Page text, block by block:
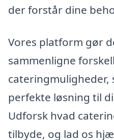
der forstår dine
Vores platform gør
sammenligne
cateringmuligheder,
perfekte løsning til
Udforsk hvad
tilbyde, og lad os